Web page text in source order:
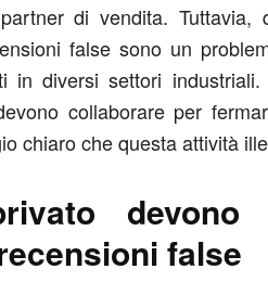
di vendita. Tuttavia,
false sono un
in diversi settori
collaborare per
chiaro che questa attività
devono
false